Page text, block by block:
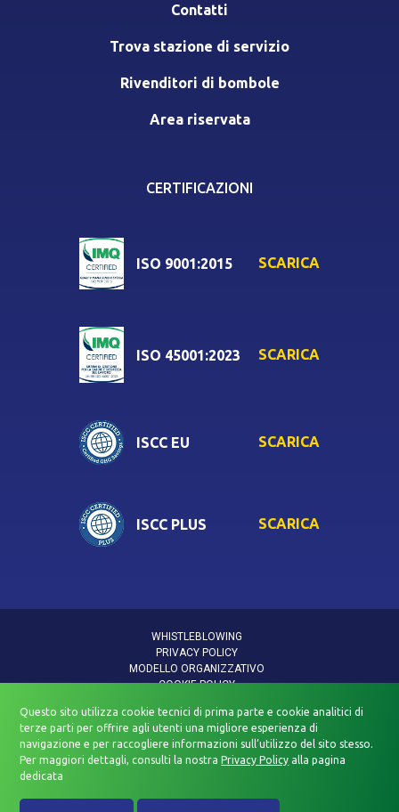
Contatti
Trova stazione di servizio
Rivenditori di bombole
Area riservata
CERTIFICAZIONI
ISO 9001:2015 SCARICA
ISO 45001:2023 SCARICA
ISCC EU SCARICA
ISCC PLUS SCARICA
WHISTLEBLOWING
PRIVACY POLICY
MODELLO ORGANIZZATIVO
COOKIE POLICY
INFORMATIVA PRIVACY VIDEOSORVEGLIANZA
POLITICA QUALITÀ E SICUREZZA
DICHIARAZIONE DI ACCESSIBILITÀ
Questo sito utilizza cookie tecnici di prima parte e cookie analitici di
terze parti per offrire agli utenti una migliore esperienza di
navigazione e per raccogliere informazioni sull’utilizzo del sito stesso.
Per maggiori dettagli, consulti la nostraPrivacy Policy alla pagina
dedicata